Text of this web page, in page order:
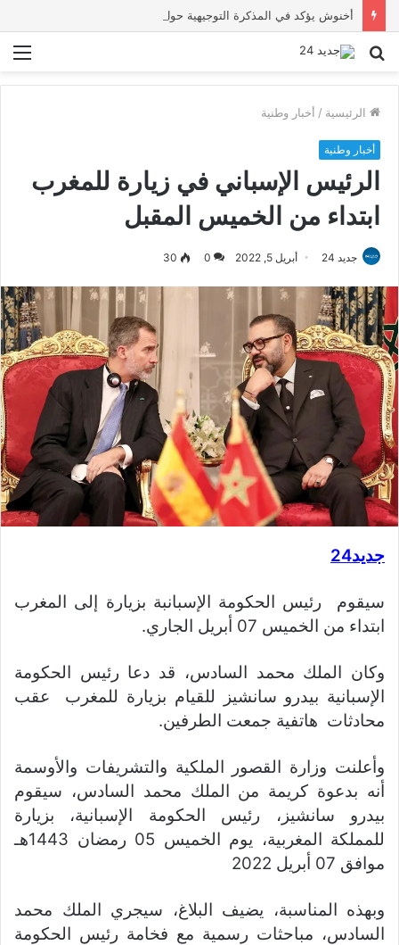
بحث
الرئيسية / أخبار وطنية
أخبار وطنية
الرئيس الإسباني في زيارة للمغرب
ابتداء من الخميس المقبل
جديد 24 أبريل 5, 2022 0
30
جديد24
سيقوم رئيس الحكومة الإسبانبة بزيارة إلى المغرب
ابتداء من الخميس 07 أبريل الجاري.
وكان الملك محمد السادس، قد دعا رئيس الحكومة
الإسبانية بيدرو سانشيز للقيام بزيارة للمغرب عقب
محادثات هاتفية جمعت الطرفين.
وأعلنت وزارة القصور الملكية والتشريفات والأوسمة
أنه بدعوة كريمة من الملك محمد السادس، سيقوم
بيدرو سانشيز، رئيس الحكومة الإسبانية، بزيارة
للمملكة المغربية، يوم الخميس 05 رمضان 1443هـ
موافق 07 أبريل 2022
وبهذه المناسبة، يضيف البلاغ، سيجري الملك محمد
السادس، مباحثات رسمية مع فخامة رئيس الحكومة